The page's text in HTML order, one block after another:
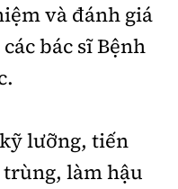
và đánh giá
bác sĩ Bệnh
lưỡng, tiến
làm hậu